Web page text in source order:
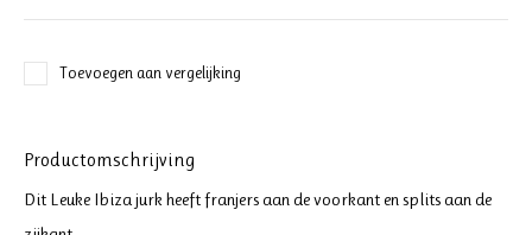
Toevoegen aan vergelijking
Productomschrijving
Dit Leuke Ibiza jurk heeft franjers aan de voorkant en splits aan de